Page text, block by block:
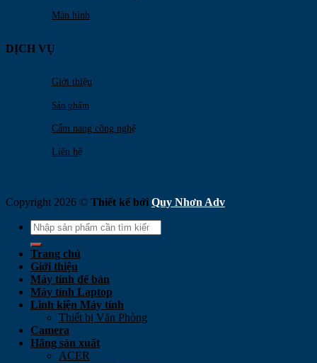
Màn hình
DỊCH VỤ
Giới thiệu
Sản phẩm
Cẩm nang công nghệ
Liên hệ
Copyright 2026 © Thiết kế bởi Quy Nhơn Adv
Search
for:
Trang chủ
Giới thiệu
Máy tính để bàn
Máy tính Laptop
Linh kiện Máy tính
Thiết bị Văn Phòng
Camera
Hãng sản xuất
ACER